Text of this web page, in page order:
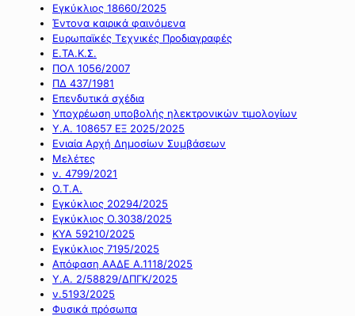
Εγκύκλιος 18660/2025
Έντονα καιρικά φαινόμενα
Ευρωπαϊκές Τεχνικές Προδιαγραφές
Ε.ΤΑ.Κ.Σ.
ΠΟΛ 1056/2007
ΠΔ 437/1981
Επενδυτικά σχέδια
Υποχρέωση υποβολής ηλεκτρονικών τιμολογίων
Υ.Α. 108657 ΕΞ 2025/2025
Ενιαία Αρχή Δημοσίων Συμβάσεων
Μελέτες
ν. 4799/2021
Ο.Τ.Α.
Εγκύκλιος 20294/2025
Εγκύκλιος Ο.3038/2025
ΚΥΑ 59210/2025
Εγκύκλιος 7195/2025
Απόφαση ΑΑΔΕ Α.1118/2025
Υ.Α. 2/58829/ΔΠΓΚ/2025
ν.5193/2025
Φυσικά πρόσωπα